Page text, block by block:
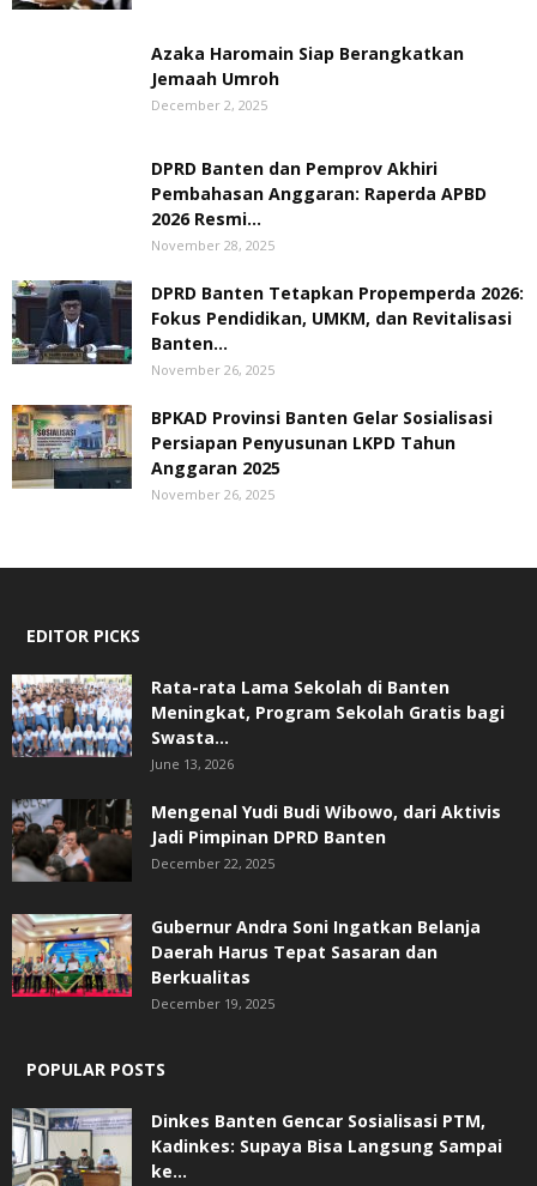
Azaka Haromain Siap Berangkatkan
Jemaah Umroh
December 2, 2025
DPRD Banten dan Pemprov Akhiri
Pembahasan Anggaran: Raperda APBD
2026 Resmi...
November 28, 2025
DPRD Banten Tetapkan Propemperda 2026:
Fokus Pendidikan, UMKM, dan Revitalisasi
Banten...
November 26, 2025
BPKAD Provinsi Banten Gelar Sosialisasi
Persiapan Penyusunan LKPD Tahun
Anggaran 2025
November 26, 2025
EDITOR PICKS
Rata-rata Lama Sekolah di Banten
Meningkat, ‎Program Sekolah Gratis bagi
Swasta...
June 13, 2026
Mengenal Yudi Budi Wibowo, dari Aktivis
Jadi Pimpinan DPRD Banten
December 22, 2025
Gubernur Andra Soni Ingatkan Belanja
Daerah Harus Tepat Sasaran dan
Berkualitas
December 19, 2025
POPULAR POSTS
Dinkes Banten Gencar Sosialisasi PTM,
Kadinkes: Supaya Bisa Langsung Sampai
ke...